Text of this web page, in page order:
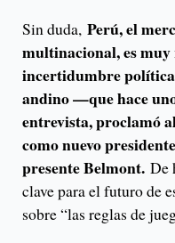
Sin duda, Perú, el
multinacional, es
incertidumbre
andino —que hace
entrevista, proclamó
como nuevo
presente Belmont. De
clave para el futuro de
sobre “las reglas de